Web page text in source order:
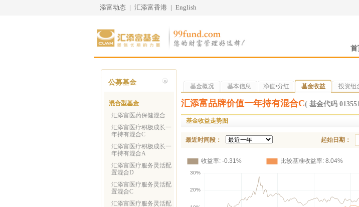
添富动态 | 汇添富香港 | English
首
公募基金
混合型基金
汇添富医药保健混合
汇添富医疗积极成长一
年持有混合C
汇添富医疗积极成长一
年持有混合A
汇添富医疗服务灵活配
置混合D
汇添富医疗服务灵活配
置混合C
汇添富医疗服务灵活配
基金概况 基本信息 净值•分红 基金收益 投资组
汇添富品牌价值一年持有混合C( 基金代码
基金收益走势图
最近时间段： 起始日期：